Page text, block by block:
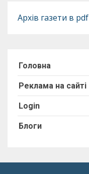
Архів газети в pdf
Головна
Реклама на сайті
Login
Блоги